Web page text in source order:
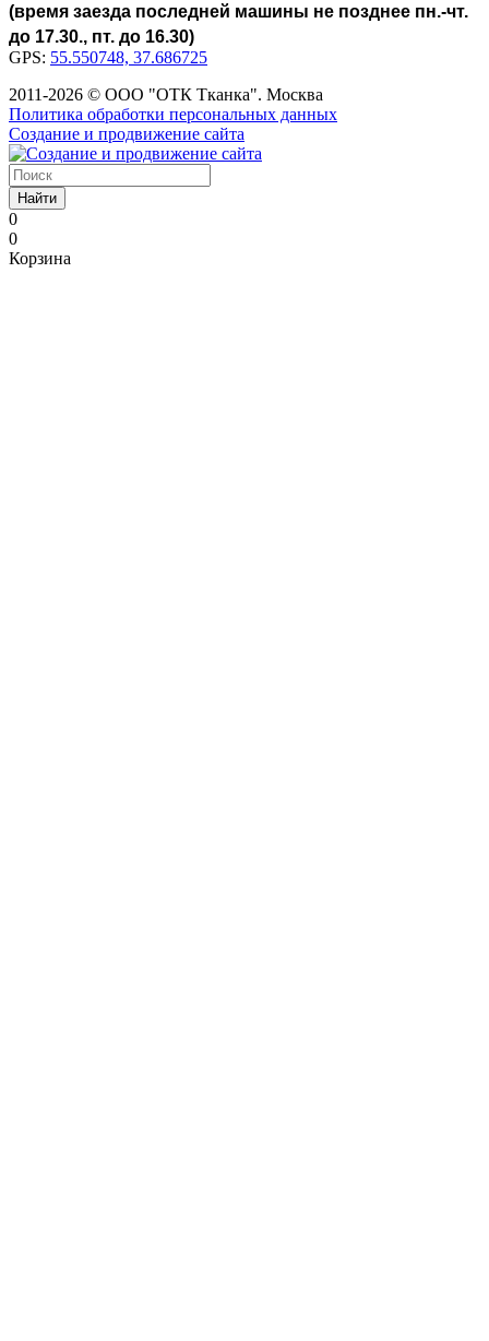
(время заезда последней машины не позднее пн.-чт.
до 17.30., пт. до 16.30)
GPS: 55.550748, 37.686725
2011-2026 © ООО "ОТК Тканка". Москва
Политика обработки персональных данных
Создание и продвижение сайта
Найти
0
0
Корзина